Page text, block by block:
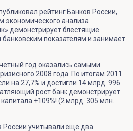
рейтинг Банков России,
экономического анализа
демонстрирует блестящие
показателям и занимает
год оказались самыми
2008 года. По итогам 2011
на 27,7% и достигли 14 млрд. 996
рост банк демонстрирует
+109%! (2 млрд. 305 млн.
России учитывали еще два